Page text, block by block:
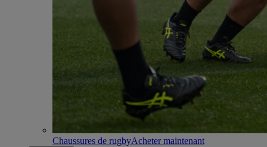
Chaussures de rugbyAcheter maintenant